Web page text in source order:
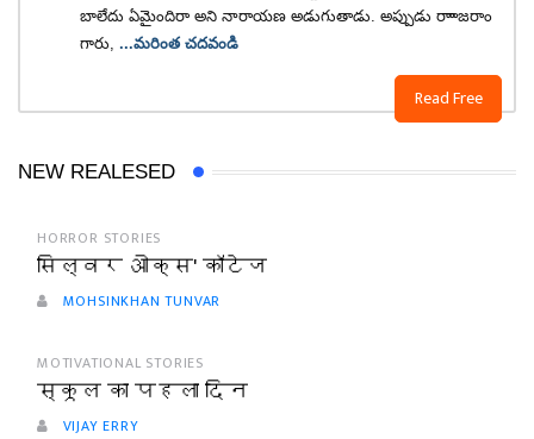
Read Free
బాలేదు ఏమైందిరా అని నారాయణ అడుగుతాడు. అప్పుడు రాాాజరాం
గారు, ...మరింత చదవండి
NEW REALESED
HORROR STORIES
सिल्वर ओक्स' कॉटेज
MOHSINKHAN TUNVAR
MOTIVATIONAL STORIES
स्कूल का पहला दिन
VIJAY ERRY